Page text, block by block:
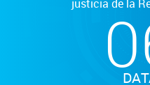
justicia de la